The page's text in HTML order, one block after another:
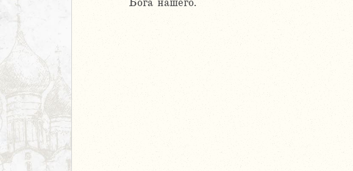
Бога нашего.